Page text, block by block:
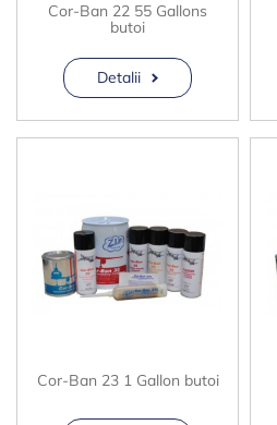
Cor-Ban 22 55 Gallons
butoi
Detalii
Cor-Ban 23 1 Gallon butoi